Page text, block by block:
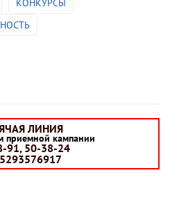
КОНКУРСЫ
ЛИНИЯ
приемной кампании
91, 50-38-24